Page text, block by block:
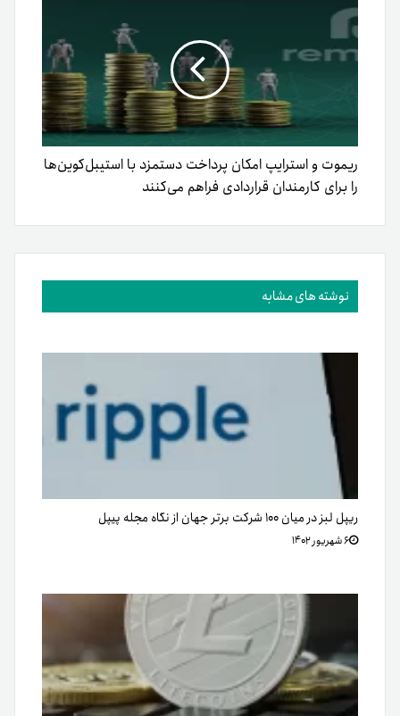
ریموت و استرایپ امکان پرداخت دستمزد با استیبل‌کوین‌ها
را برای کارمندان قراردادی فراهم می‌کنند
نوشته های مشابه
ریپل لبز در میان ۱۰۰ شرکت برتر جهان از نگاه مجله پیپل
۶ شهریور ۱۴۰۲